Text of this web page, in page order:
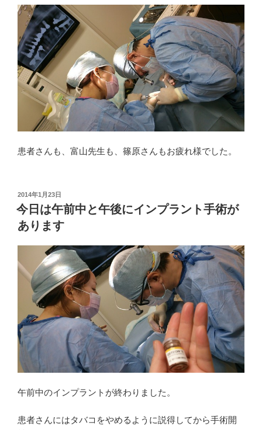
患者さんも、富山先生も、篠原さんもお疲れ様でした。
投
稿
日:
2014年1月23日
今日は午前中と午後にインプラント手術が
あります
午前中のインプラントが終わりました。
患者さんにはタバコをやめるように説得してから手術開